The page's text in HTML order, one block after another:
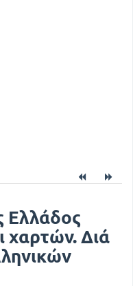
Ελλάδος
χαρτών. Διά